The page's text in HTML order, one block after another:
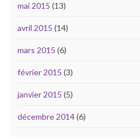
mai 2015 (13)
avril 2015 (14)
mars 2015 (6)
février 2015 (3)
janvier 2015 (5)
décembre 2014(6)